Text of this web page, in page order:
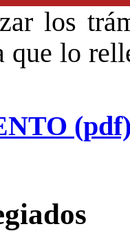
los
que lo